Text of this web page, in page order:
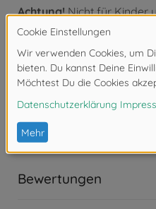
Achtung!Nicht für Kinder
Ladekabel T-Plug
Bewertungen